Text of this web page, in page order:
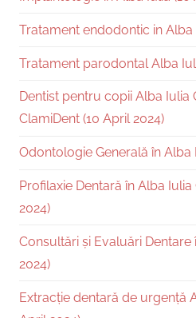
Tratament endodontic in Alba
Tratament parodontal Alba
Dentist pentru copii Alba Iulia
ClamiDent (10 April 2024)
Odontologie Generală în Alba
Profilaxie Dentară în Alba
2024)
Consultări și Evaluări Dentare
2024)
Extracție dentară de urgență